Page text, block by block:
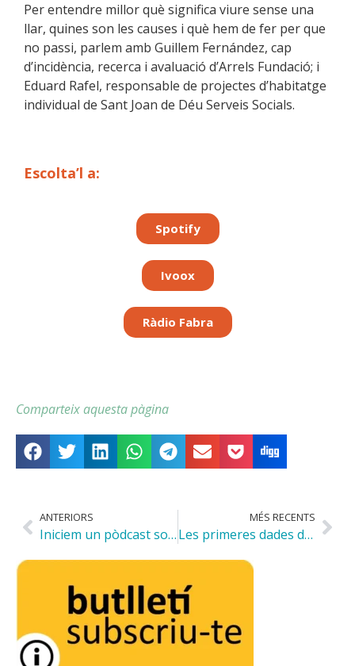
Per entendre millor què significa viure sense una
llar, quines son les causes i què hem de fer per que
no passi, parlem amb Guillem Fernández, cap
d’incidència, recerca i avaluació d’Arrels Fundació; i
Eduard Rafel, responsable de projectes d’habitatge
individual de Sant Joan de Déu Serveis Socials.
Escolta’l a:
Spotify
Ivoox
Ràdio Fabra
Comparteix aquesta pàgina
ANTERIORS
Iniciem un pòdcast sobre habitatge amb la Fundació Habitat3
MÉS RECENTS
Les primeres dades de la memòria 2025